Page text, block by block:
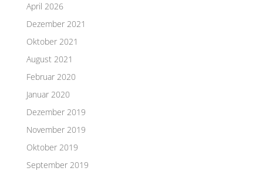
April 2026
Dezember 2021
Oktober 2021
August 2021
Februar 2020
Januar 2020
Dezember 2019
November 2019
Oktober 2019
September 2019